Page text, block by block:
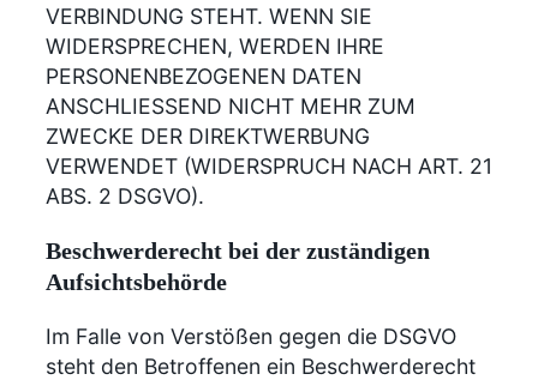
VERBINDUNG STEHT. WENN SIE
WIDERSPRECHEN, WERDEN IHRE
PERSONENBEZOGENEN DATEN
ANSCHLIESSEND NICHT MEHR ZUM
ZWECKE DER DIREKTWERBUNG
VERWENDET (WIDERSPRUCH NACH ART. 21
ABS. 2 DSGVO).
Beschwerde­recht bei der zuständigen
Aufsichts­behörde
Im Falle von Verstößen gegen die DSGVO
steht den Betroffenen ein Beschwerderecht